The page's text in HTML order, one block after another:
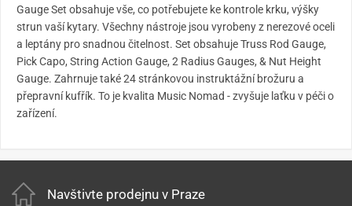
Gauge Set obsahuje vše, co potřebujete ke kontrole krku, výšky
strun vaší kytary. Všechny nástroje jsou vyrobeny z nerezové oceli
a leptány pro snadnou čitelnost. Set obsahuje Truss Rod Gauge,
Pick Capo, String Action Gauge, 2 Radius Gauges, & Nut Height
Gauge. Zahrnuje také 24 stránkovou instruktážní brožuru a
přepravní kufřík. To je kvalita Music Nomad - zvyšuje laťku v péči o
zařízení.
Navštivte prodejnu v Praze